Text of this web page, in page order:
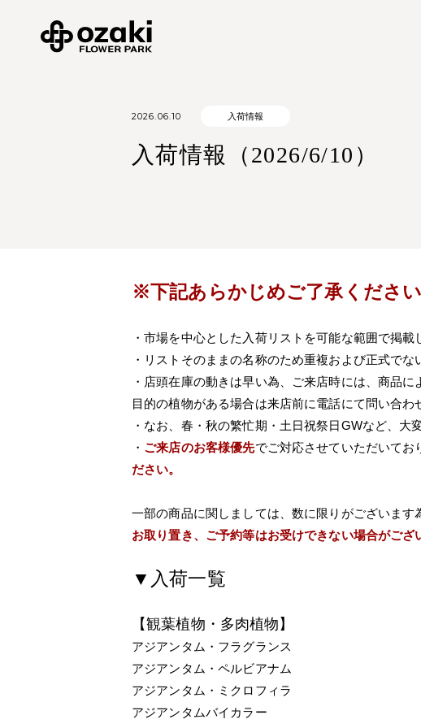
2026.06.10 入荷情報
入荷情報（2026/6/10）
※下記あらかじめご了承ください
・市場を中心とした入荷リストを可能な範囲で掲載
・リストそのままの名称のため重複および正式でな
・店頭在庫の動きは早い為、ご来店時には、商品
目的の植物がある場合は来店前に電話にて問い合わ
・なお、春・秋の繁忙期・土日祝祭日GWなど、大
・ ご来店のお客様優先でご対応させていただいてお
ださい。
一部の商品に関しましては、数に限りがございます
お取り置き、ご予約等はお受けできない場合がござ
▼入荷一覧
【観葉植物・多肉植物】
アジアンタム・フラグランス
アジアンタム・ペルビアナム
アジアンタム・ミクロフィラ
アジアンタムバイカラー